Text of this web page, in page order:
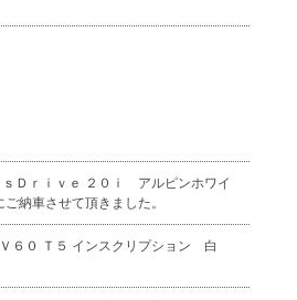
ｓＤｒｉｖｅ ２０ｉ アルピンホワイ
納車させて頂きました。
Ｖ６０ Ｔ５ インスクリプション 白